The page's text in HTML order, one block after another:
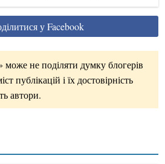
у Facebook
може не поділяти думку блогерів
публікацій і їх достовірність
автори.